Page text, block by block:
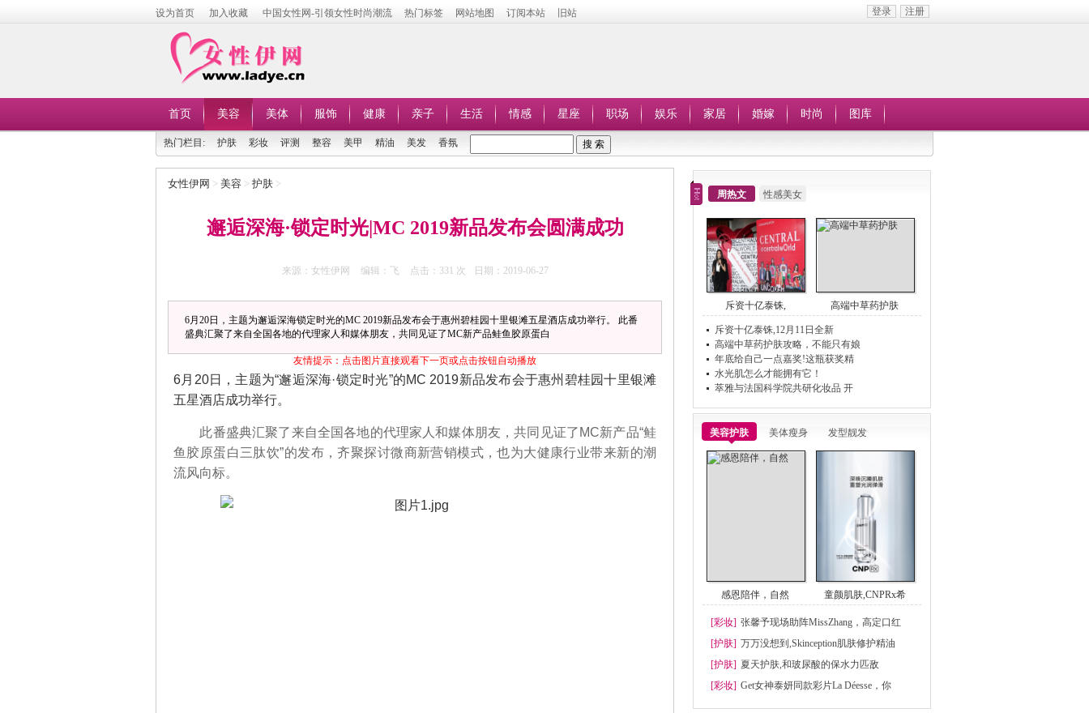
设为首页 加入收藏 中国女性网-引领女性时尚潮流 热门标签 网站地图 订阅本站 旧站 登录 注册
首页 美容 美体 服饰 健康 亲子 生活 情感 星座 职场 娱乐 家居 婚嫁 时尚 图库
热门栏目: 护肤 彩妆 评测 整容 美甲 精油 美发 香氛
女性伊网 > 美容 > 护肤 >
邂逅深海·锁定时光|MC 2019新品发布会圆满成功
来源：女性伊网 编辑：飞 点击： 331 次 日期：2019-06-27
6月20日，主题为邂逅深海锁定时光的MC 2019新品发布会于惠州碧桂园十里银滩五星酒店成功举行。 此番
盛典汇聚了来自全国各地的代理家人和媒体朋友，共同见证了MC新产品鲑鱼胶原蛋白
友情提示：点击图片直接观看下一页或点击按钮自动播放
6月20日，主题为“邂逅深海·锁定时光”的MC 2019新品发布会于惠州碧桂园十里银滩
五星酒店成功举行。
此番盛典汇聚了来自全国各地的代理家人和媒体朋友，共同见证了MC新产品“鲑
鱼胶原蛋白三肽饮”的发布，齐聚探讨微商新营销模式，也为大健康行业带来新的潮
流风向标。
周热文 性感美女
斥资十亿泰铢, 高端中草药护肤
斥资十亿泰铢,12月11日全新
CENTRA
高端中草药护肤攻略，不能只有娘
年底给自己一点嘉奖!这瓶获奖精
水光肌怎么才能拥有它！
萃雅与法国科学院共研化妆品 开
美容护肤 美体瘦身 发型靓发
感恩陪伴，自然 童颜肌肤,CNPRx希
[彩妆] 张馨予现场助阵MissZhang，高定口红
[护肤] 万万没想到,Skinception肌肤修护精油
[护肤] 夏天护肤,和玻尿酸的保水力匹敌
[彩妆] Get女神泰妍同款彩片La Déesse，你